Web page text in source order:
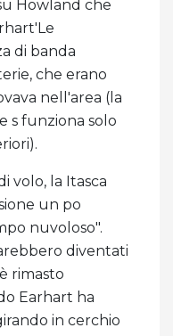
Howland che
di banda
che erano
nell'area (la
s funziona solo
volo, la Itasca
un po
nuvoloso".
diventati
rimasto
Earhart ha
in cerchio